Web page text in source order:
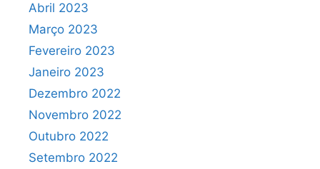
Abril 2023
Março 2023
Fevereiro 2023
Janeiro 2023
Dezembro 2022
Novembro 2022
Outubro 2022
Setembro 2022